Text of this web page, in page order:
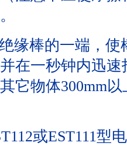
缘棒的一端，
在一秒钟内迅
它物体300mm以
或EST111型